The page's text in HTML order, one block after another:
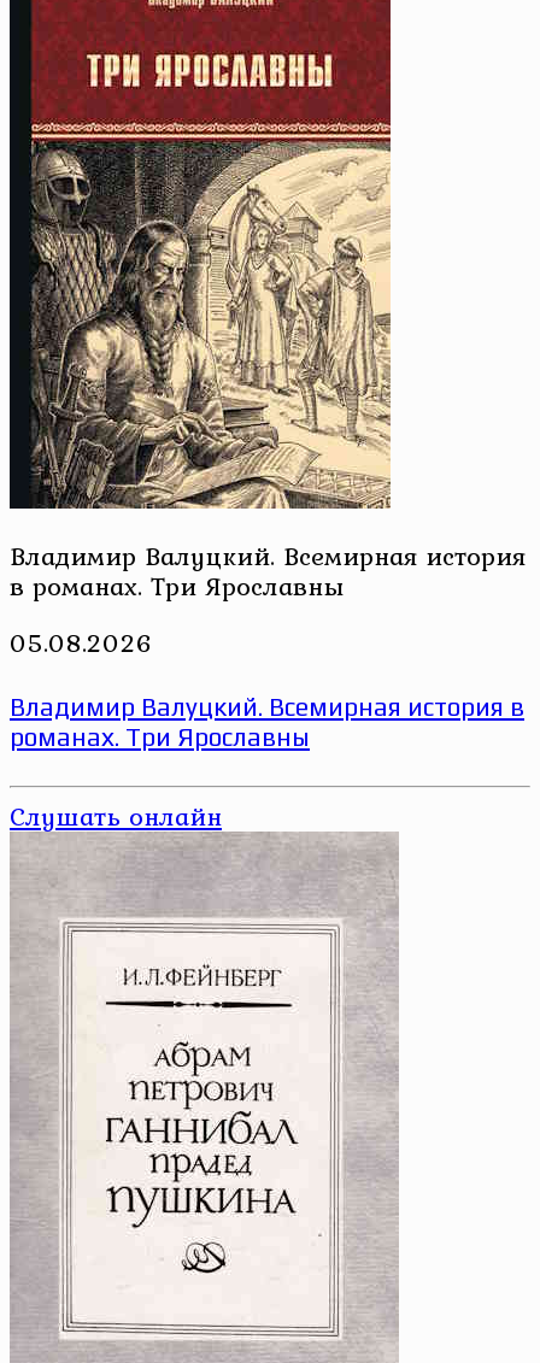
Владимир Валуцкий. Всемирная история
в романах. Три Ярославны
05.08.2026
Владимир Валуцкий. Всемирная история в
романах. Три Ярославны
Слушать онлайн